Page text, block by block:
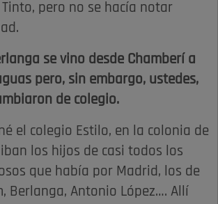
Tinto, pero no se hacía notar
se vino desde Chamberí a
pero, sin embargo, ustedes,
de colegio.
el colegio Estilo, en la colonia de
iban los hijos de casi todos los
que había por Madrid, los de
Berlanga, Antonio López…. Allí